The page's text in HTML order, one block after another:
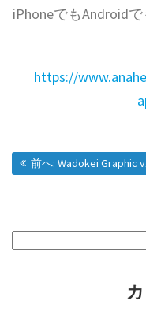
iPhoneでもAndroid
https://
投
稿
ナ
前へ: 過去の投稿:
Wadokei Graphic v1.3.0 is